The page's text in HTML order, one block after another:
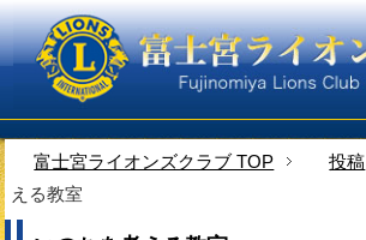
富士宮ライオンズクラブ TOP 投稿
える教室